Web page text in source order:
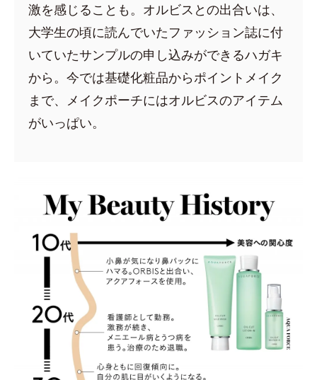
激を感じることも。オルビスとの出合いは、
大学生の頃に読んでいたファッション誌に付
いていたサンプルの申し込みができるハガキ
から。今では基礎化粧品からポイントメイク
まで、メイクポーチにはオルビスのアイテム
がいっぱい。